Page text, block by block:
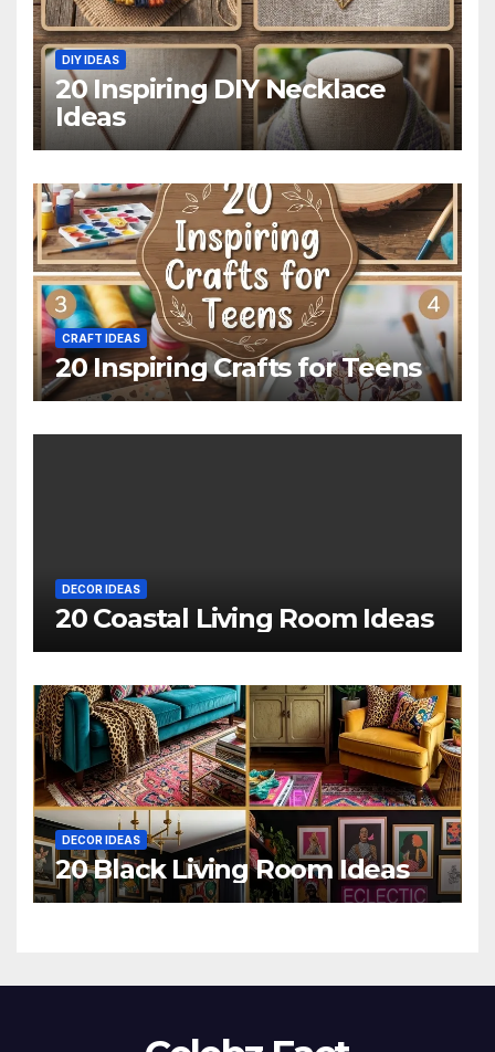
DIY IDEAS
20 Inspiring DIY Necklace
Ideas
CRAFT IDEAS
20 Inspiring Crafts for Teens
DECOR IDEAS
20 Coastal Living Room Ideas
DECOR IDEAS
20 Black Living Room Ideas